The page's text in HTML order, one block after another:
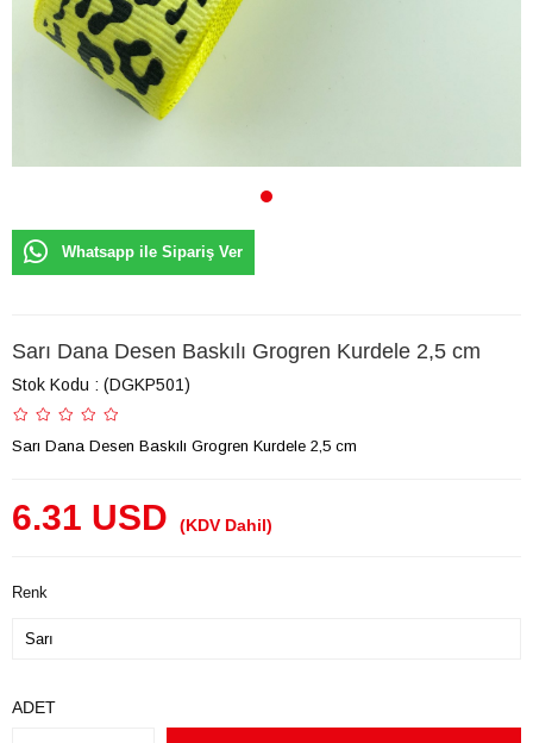
Whatsapp ile Sipariş Ver
Sarı Dana Desen Baskılı Grogren Kurdele 2,5 cm
Stok Kodu (DGKP501)
Sarı Dana Desen Baskılı Grogren Kurdele 2,5 cm
6.31 USD (KDV Dahil)
Renk
ADET